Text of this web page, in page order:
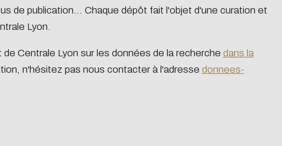
de publication... Chaque dépôt fait l'objet d'une curation et
Lyon.
Centrale Lyon sur les données de la recherche dans la
n'hésitez pas nous contacter à l'adresse donnees-